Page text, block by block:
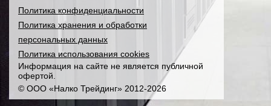
Политика конфиденциальности
Политика хранения и обработки
персональных данных
Политика использования cookies
Информация на сайте не является публичной
офертой.
© ООО «Налко Трейдинг» 2012-2026